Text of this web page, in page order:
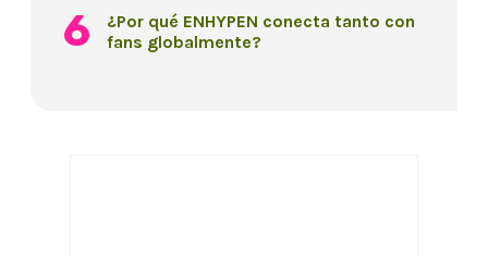
¿Por qué ENHYPEN conecta tanto con
fans globalmente?